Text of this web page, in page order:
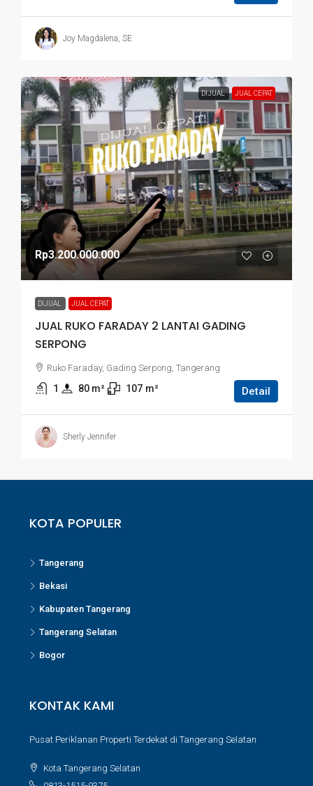
Joy Magdalena, SE
DIJUAL JUAL CEPAT
Rp3.200.000.000
DIJUAL JUAL CEPAT
JUAL RUKO FARADAY 2 LANTAI GADING
SERPONG
Ruko Faraday, Gading Serpong, Tangerang
1 80 m² 107 m² Detail
Sherly Jennifer
KOTA POPULER
Tangerang
Bekasi
Kabupaten Tangerang
Tangerang Selatan
Bogor
KONTAK KAMI
Pusat Periklanan Properti Terdekat di Tangerang Selatan
Kota Tangerang Selatan